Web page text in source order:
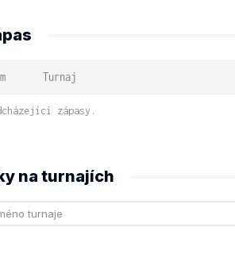
Turnaj
zápasy.
na turnajích